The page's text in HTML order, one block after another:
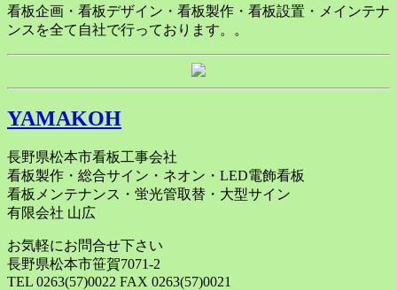
看板企画・看板デザイン・看板製作・看板設置・メインテナ
ンスを全て自社で行っております。。
YAMAKOH
長野県松本市看板工事会社
看板製作・総合サイン・ネオン・LED電飾看板
看板メンテナンス・蛍光管取替・大型サイン
有限会社 山広
お気軽にお問合せ下さい
長野県松本市笹賀7071-2
TEL 0263(57)0022 FAX 0263(57)0021